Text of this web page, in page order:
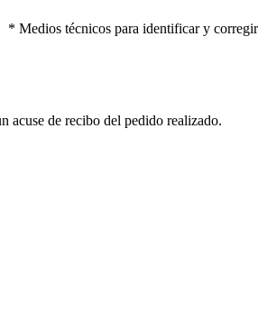
Medios técnicos para identificar y
acuse de recibo del pedido realizado.